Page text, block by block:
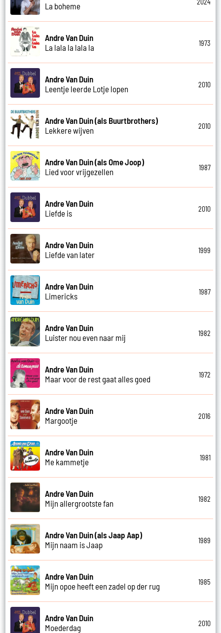
La boheme
Andre Van Duin
La lala la lala la
1973
Andre Van Duin
Leentje leerde Lotje lopen
2010
Andre Van Duin (als Buurtbrothers)
Lekkere wijven
2010
Andre Van Duin (als Ome Joop)
Lied voor vrijgezellen
1987
Andre Van Duin
Liefde is
2010
Andre Van Duin
Liefde van later
1999
Andre Van Duin
Limericks
1987
Andre Van Duin
Luister nou even naar mij
1982
Andre Van Duin
Maar voor de rest gaat alles goed
1972
Andre Van Duin
Margootje
2016
Andre Van Duin
Me kammetje
1981
Andre Van Duin
Mijn allergrootste fan
1982
Andre Van Duin (als Jaap Aap)
Mijn naam is Jaap
1989
Andre Van Duin
Mijn opoe heeft een zadel op der rug
1985
Andre Van Duin
Moederdag
2010